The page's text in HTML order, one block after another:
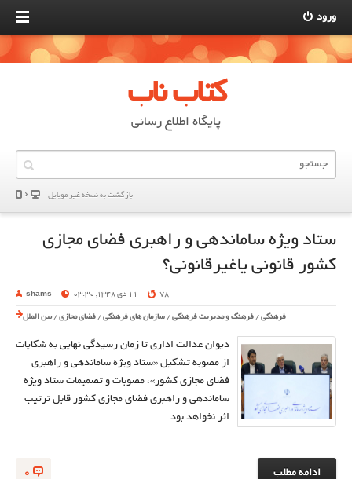
ورود
کتاب ناب
پایگاه اطلاع رسانی
بازگشت به نسخه غير موبایل
ستاد ویژه ساماندهی و راهبری فضای مجازی
کشور قانونی یاغیرقانونی؟
shams 11 دی 1348, 03:30 78
فرهنگی / فرهنگ و مدیریت فرهنگی / سازمان های فرهنگی / فضای مجازی /بین الملل
دیوان عدالت اداری تا زمان رسیدگی نهایی به شکایات
از مصوبه تشکیل «ستاد ویژه ساماندهی و راهبری
فضای مجازی کشور»، مصوبات و تصمیمات ستاد ویژه
ساماندهی و راهبری فضای مجازی کشور قابل ترتیب
اثر نخواهد بود.
0 ادامه مطلب